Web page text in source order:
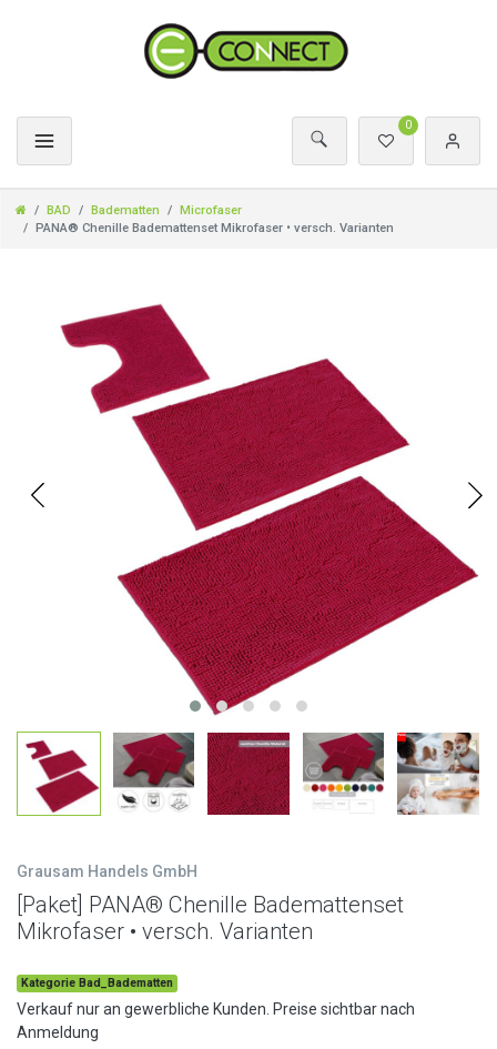
0
BAD Badematten
Microfaser
PANA® Chenille Bademattenset Mikrofaser • versch. Varianten
Grausam Handels GmbH
[Paket] PANA® Chenille Bademattenset
Mikrofaser • versch. Varianten
Kategorie Bad_Badematten
Verkauf nur an gewerbliche Kunden. Preise sichtbar nach
Anmeldung